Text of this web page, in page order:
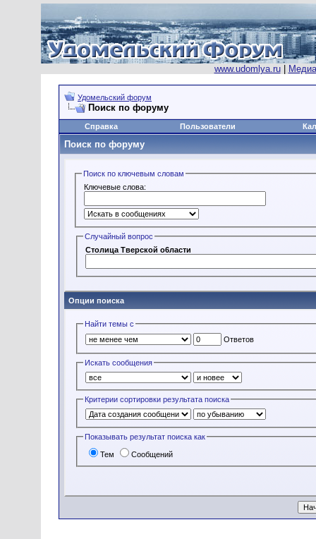
www.udomlya.ru|
Удомельский форум
Поиск по форуму
Справка Пользователи
Поиск по форуму
Поиск по ключевым словам
Ключевые слова:
Случайный вопрос
Cтолицa Tвeрcкoй o6лaсти
Опции поиска
Найти темы с
Ответов
Искать сообщения
Критерии сортировки результата поиска
Показывать результат поиска как
Тем Сообщений